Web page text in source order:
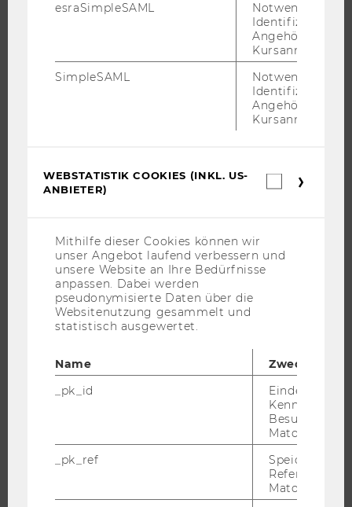
INTERNATIONALE UND INCOMING EXCHANGE STUDIERENDE
FORSCHUNG
FORSCHUNGSPORTAL
IMPACT DER FORSCHUNG
ORGANISATION DER FORSCHUNG
esraSimpleSAML
Notwendig zur
Identifizierung
Angehörige/r für
Kursanmeldung.
SimpleSAML
Notwendig zur
Identifizierung
Angehörige/r für
Kursanmeldung.
WEBSTATISTIK COOKIES (INKL. US-
ANBIETER)
Mithilfe dieser Cookies können wir
unser Angebot laufend verbessern und
unsere Website an Ihre Bedürfnisse
anpassen. Dabei werden
pseudonymisierte Daten über die
Websitenutzung gesammelt und
statistisch ausgewertet.
Name
Zweck
_pk_id
Eindeutige
Besuchers
Matomo.
_pk_ref
Speicherung
Referrers
Matomo.